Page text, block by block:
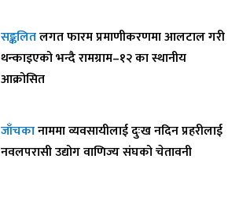
सङ्कलितलगत फारम प्रमाणीकरणमा आलटाल गरी
थन्काइएको भन्दै रामग्राम–१२ का स्थानीय
आक्रोसित
जाँचकानाममा व्यवसायीलाई दुःख नदिन प्रहरीलाई
नवलपरासी उद्योग वाणिज्य संघको चेतावनी